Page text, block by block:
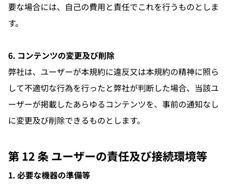
要な場合には、自己の費用と責任でこれを行うものとしま
す。
6. コンテンツの変更及び削除
弊社は、ユーザーが本規約に違反又は本規約の精神に照ら
して不適切な行為を行ったと弊社が判断した場合、当該ユ
ーザーが掲載したあらゆるコンテンツを、事前の通知なし
に変更及び削除できるものとします。
第 12 条 ユーザーの責任及び接続環境等
1. 必要な機器の準備等